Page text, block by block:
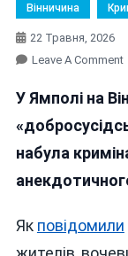
Вінничина
22 Травня, 2026
Leave A Comment
У Ямполі на
набула
Як повідомили